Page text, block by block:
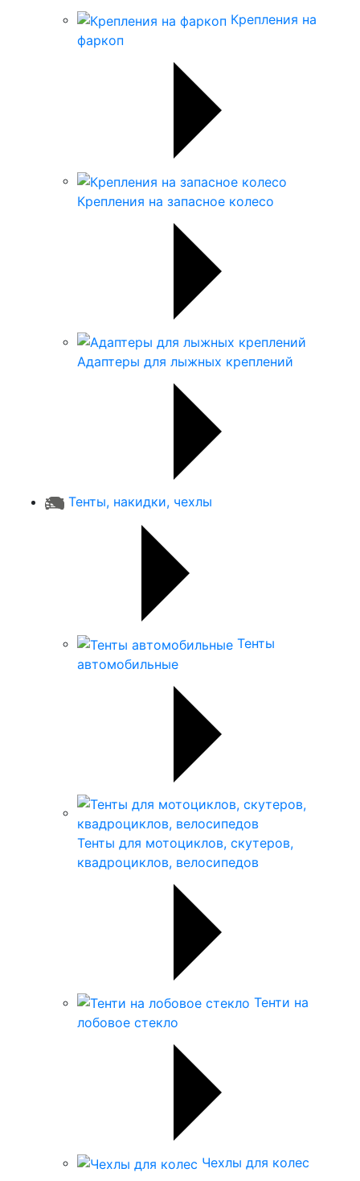
Крепления на
фаркоп
Крепления на запасное колесо
Адаптеры для лыжных креплений
Тенты, накидки, чехлы
Тенты
автомобильные
Тенты для мотоциклов, скутеров,
квадроциклов, велосипедов
Тенти на
лобовое стекло
Чехлы для колес